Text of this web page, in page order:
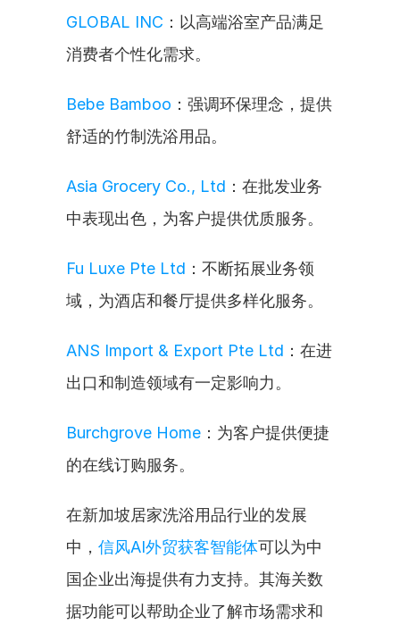
GLOBAL INC ：以高端浴室产品满足
消费者个性化需求。
Bebe Bamboo ：强调环保理念，提供
舒适的竹制洗浴用品。
Asia Grocery Co., Ltd ：在批发业务
中表现出色，为客户提供优质服务。
Fu Luxe Pte Ltd ：不断拓展业务领
域，为酒店和餐厅提供多样化服务。
ANS Import & Export Pte Ltd ：在进
出口和制造领域有一定影响力。
Burchgrove Home ：为客户提供便捷
的在线订购服务。
在新加坡居家洗浴用品行业的发展
中， 信风AI外贸获客智能体可以为中
国企业出海提供有力支持。其海关数
据功能可以帮助企业了解市场需求和